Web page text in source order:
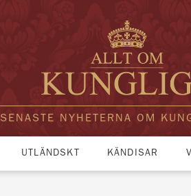
SENASTE NYHETERNA OM
UTLÄNDSKT KÄNDISAR